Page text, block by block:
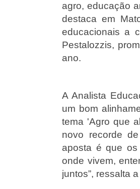
agro, educação
destaca em
educacionais a
Pestalozzis,
ano.
A Analista
um bom
tema 'Agro que
novo recorde
aposta é que os
onde vivem,
juntos”, ressalta